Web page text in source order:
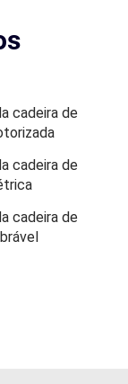
cadeira de
cadeira de
cadeira de